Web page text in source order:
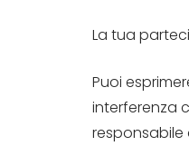
La tua
Puoi
interferenza
responsabile